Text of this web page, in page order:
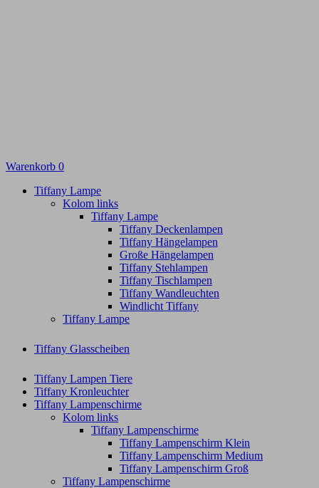
Warenkorb 0
Tiffany Lampe
Kolom links
Tiffany Lampe
Tiffany Deckenlampen
Tiffany Hängelampen
Große Hängelampen
Tiffany Stehlampen
Tiffany Tischlampen
Tiffany Wandleuchten
Windlicht Tiffany
Tiffany Lampe
Tiffany Glasscheiben
Tiffany Lampen Tiere
Tiffany Kronleuchter
Tiffany Lampenschirme
Kolom links
Tiffany Lampenschirme
Tiffany Lampenschirm Klein​
Tiffany Lampenschirm Medium
Tiffany Lampenschirm Groß​
Tiffany Lampenschirme